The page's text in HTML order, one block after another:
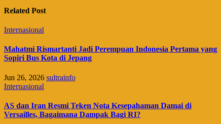
Related Post
Internasional
Mahatmi Rismartanti Jadi Perempuan Indonesia Pertama yang
Sopiri Bus Kota di Jepang
Jun 26, 2026 sultrainfo
Internasional
AS dan Iran Resmi Teken Nota Kesepahaman Damai di
Versailles, Bagaimana Dampak Bagi RI?